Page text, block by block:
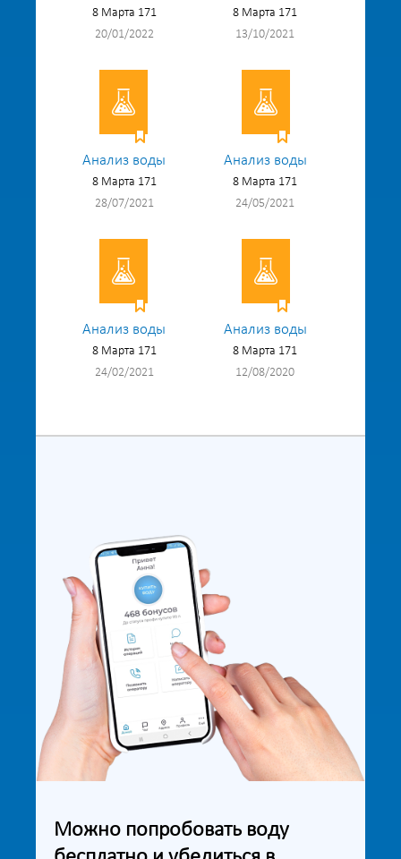
8 Марта 171
20/01/2022
8 Марта 171
13/10/2021
Анализ воды
8 Марта 171
28/07/2021
Анализ воды
8 Марта 171
24/05/2021
Анализ воды
8 Марта 171
24/02/2021
Анализ воды
8 Марта 171
12/08/2020
Можно попробовать воду